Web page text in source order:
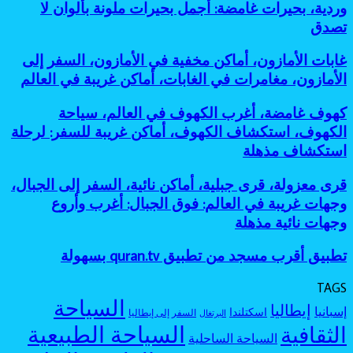
نائية
للمغامرين
غير
معروفة:
جزر
مخفية
كأنها
الخريطة
العالم،
أساطير
الغابات،
أماكن
مرعبة
للسفر،
غامضة
بحيرات
ملونة،
طبيعية
عجيبة،
بحيرة
وردية،
بحيرات
غامضة:
أجمل
ملونة
بألوان
لا
تصدق
وردية، بحيرات غامضة: أجمل بحيرات ملونة بألوان لا
تصدق
غابات
الأمازون،
أماكن
في
الأمازون،
السفر
إلى
الأمازون،
مغامرات
في
الغابات،
غريبة
في
العالم
غابات الأمازون، أماكن مخفية في الأمازون، السفر إلى
الأمازون، مغامرات في الغابات، أماكن غريبة في العالم
كهوف
غامضة،
أغرب
الكهوف
العالم،
سياحة
الكهوف،
استكشاف
أماكن
للسفر:
لرحلة
استكشاف
مذهلة
كهوف غامضة، أغرب الكهوف في العالم، سياحة
الكهوف، استكشاف الكهوف، أماكن غريبة للسفر: لرحلة
استكشاف مذهلة
قرى
معزولة،
قرى
جبلية،
نائية،
إلى
وجهات
غريبة
في
قرى معزولة، قرى جبلية، أماكن نائية، السفر إلى الجبال،
وجهات غريبة في العالم: فوق الجبال: أغرب وأروع
وجهات نائية مذهلة
تطبيق
مسجد
تطبيق
quran.tv
بسهولة
تطبيق أقرب مسجد من تطبيق quran.tv بسهولة
TAGS
إسبانيا إيطاليا اسكتلندا البرتغال السفر إلى إيطاليا
السياحة
الثقافية
السياحة الساحلية
السياحة الطبيعية